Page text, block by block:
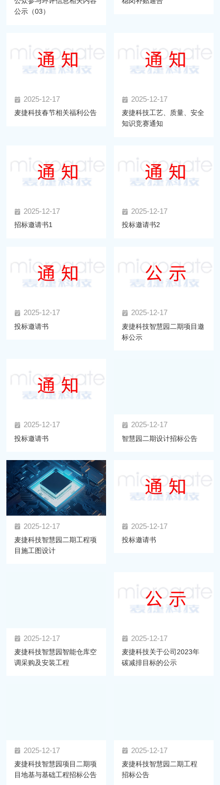
公示（03）
2025-12-17
麦捷科技春节相关福利公告
2025-12-17
麦捷科技工艺、质量、安全
知识竞赛通知
2025-12-17
招标邀请书1
2025-12-17
投标邀请书2
2025-12-17
投标邀请书
2025-12-17
麦捷科技智慧园二期项目邀
标公示
2025-12-17
投标邀请书
2025-12-17
智慧园二期设计招标公告
2025-12-17
麦捷科技智慧园二期工程项
目施工图设计
2025-12-17
投标邀请书
2025-12-17
麦捷科技智慧园智能仓库空
调采购及安装工程
2025-12-17
麦捷科技关于公司2023年
碳减排目标的公示
2025-12-17
麦捷科技智慧园项目二期项
目地基与基础工程招标公告
2025-12-17
麦捷科技智慧园二期工程
招标公告